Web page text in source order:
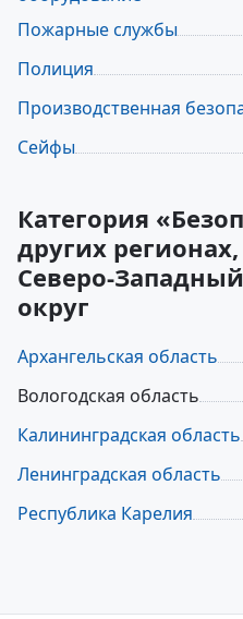
Пожарные службы
Полиция
Производственная
Сейфы
Категория
других
Северо-
округ
Архангельская область
Вологодская область
Калининградская область
Ленинградская область
Республика Карелия